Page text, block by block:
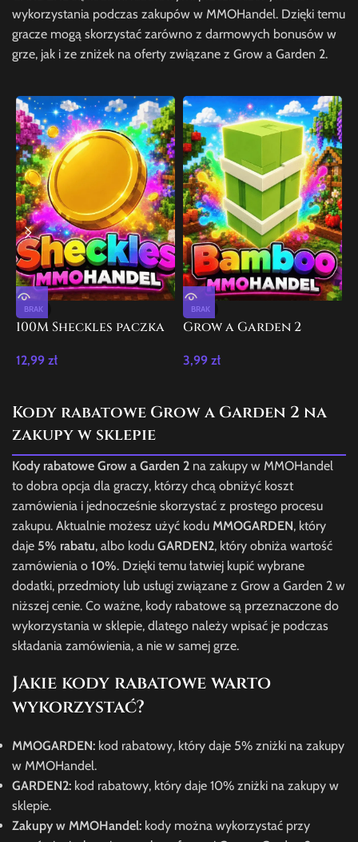
wykorzystania podczas zakupów w MMOHandel. Dzięki temu
gracze mogą skorzystać zarówno z darmowych bonusów w
grze, jak i ze zniżek na oferty związane z Grow a Garden 2.
BRAK
100M Sheckles paczka
12,99 zł
BRAK
Grow a Garden 2
3,99 zł
Kody rabatowe Grow a Garden 2 na
zakupy w sklepie
Kody rabatowe Grow a Garden 2 na zakupy w MMOHandel
to dobra opcja dla graczy, którzy chcą obniżyć koszt
zamówienia i jednocześnie skorzystać z prostego procesu
zakupu. Aktualnie możesz użyć kodu MMOGARDEN, który
daje 5% rabatu, albo kodu GARDEN2, który obniża wartość
zamówienia o 10%. Dzięki temu łatwiej kupić wybrane
dodatki, przedmioty lub usługi związane z Grow a Garden 2 w
niższej cenie. Co ważne, kody rabatowe są przeznaczone do
wykorzystania w sklepie, dlatego należy wpisać je podczas
składania zamówienia, a nie w samej grze.
Jakie kody rabatowe warto
wykorzystać?
MMOGARDEN: kod rabatowy, który daje 5% zniżki na zakupy
w MMOHandel.
GARDEN2: kod rabatowy, który daje 10% zniżki na zakupy w
sklepie.
Zakupy w MMOHandel: kody można wykorzystać przy